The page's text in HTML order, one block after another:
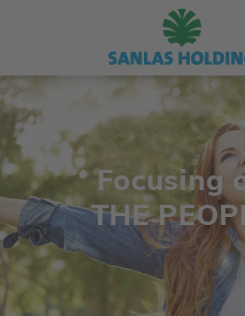
Focusing
THE